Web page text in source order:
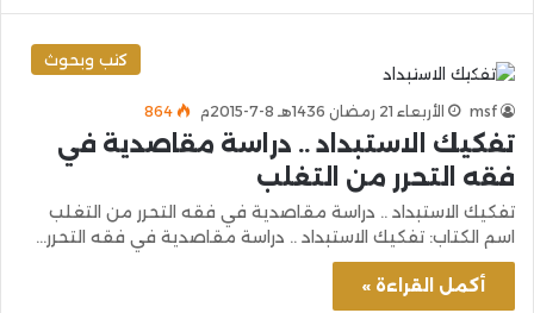
كتب وبحوث
msf الأربعاء 21 رمضان 1436هـ 8-7-2015م 864
تفكيك الاستبداد .. دراسة مقاصدية في
فقه التحرر من التغلب
تفكيك الاستبداد .. دراسة مقاصدية في فقه التحرر من التغلب
اسم الكتاب: تفكيك الاستبداد .. دراسة مقاصدية في فقه التحرر…
أكمل القراءة »